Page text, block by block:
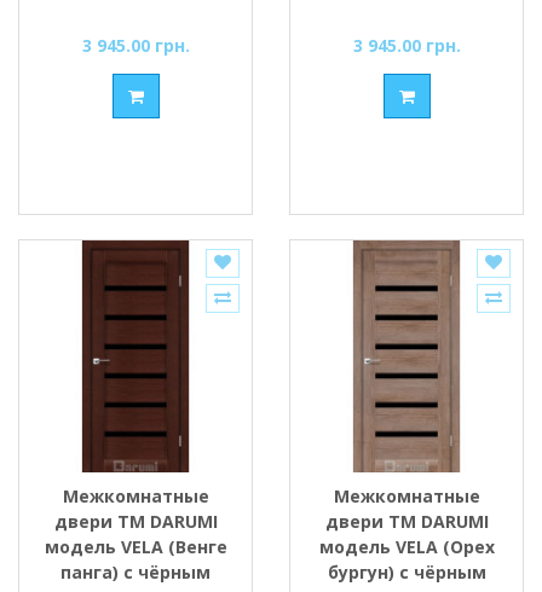
3 945.00 грн.
3 945.00 грн.
Межкомнатные
двери ТМ DARUMI
модель VELA (Венге
панга) с чёрным
Межкомнатные
двери ТМ DARUMI
модель VELA (Орех
бургун) с чёрным